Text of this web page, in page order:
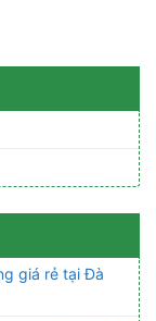
giá rẻ tại Đà